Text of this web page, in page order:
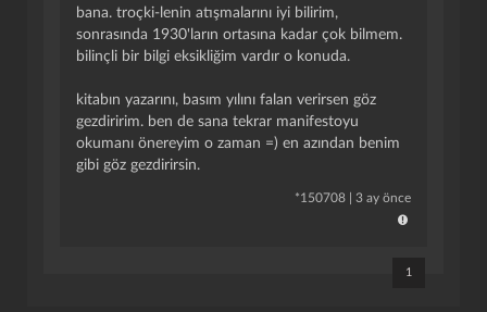
bana. troçki-lenin atışmalarını iyi bilirim,
sonrasında 1930'ların ortasına kadar çok bilmem.
bilinçli bir bilgi eksikliğim vardır o konuda.
kitabın yazarını, basım yılını falan verirsen göz
gezdiririm. ben de sana tekrar manifestoyu
okumanı önereyim o zaman =) en azından benim
gibi göz gezdirirsin.
*150708 3 ay önce
1